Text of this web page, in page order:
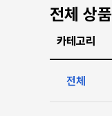
전체 상품
카테고리
전체